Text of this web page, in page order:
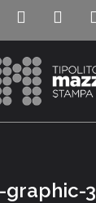
graphic-3